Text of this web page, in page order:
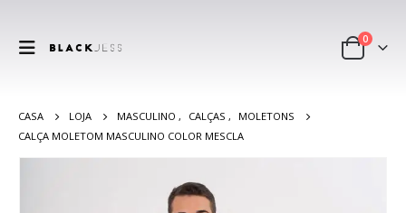
0
CASA LOJA MASCULINO , CALÇAS ,
MOLETONS
CALÇA MOLETOM MASCULINO COLOR MESCLA